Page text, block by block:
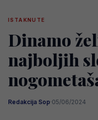
ISTAKNUTE
Dinamo
najboljih
Redakcija Sop·05/06/2024